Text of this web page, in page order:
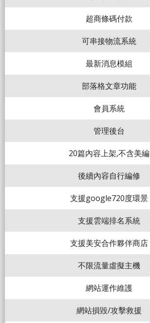
超商條碼付款
可串接物流系統
最新消息模組
部落格文章功能
會員系統
管理後台
20篇內容上架,不含美編
後續內容自行編修
支援google720度環景
支援雲端排名系統
支援美安合作夥伴商店
不限流量虛擬主機
網站運作維護
網站損毀/攻擊救援